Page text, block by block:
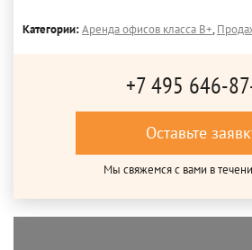
Категории:Аренда офисов класса B+,
+7 495 646-
Оставьте
Мы свяжемся с вами в